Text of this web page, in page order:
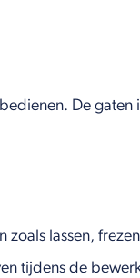
De
lassen,
tijdens de